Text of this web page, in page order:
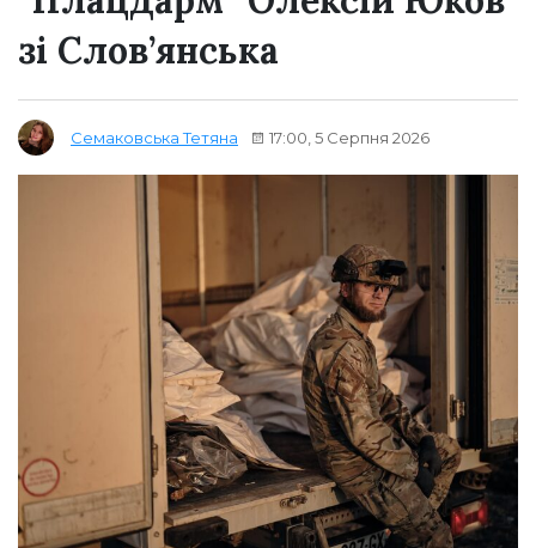
зі Слов’янська
Семаковська Тетяна 17:00, 5 Серпня 2026